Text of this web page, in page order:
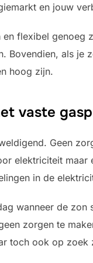
en jouw
flexibel genoeg
Bovendien, als je
hoog zijn.
vaste
Geen
elektriciteit
in de
wanneer de
zorgen te
toch ook op zoek